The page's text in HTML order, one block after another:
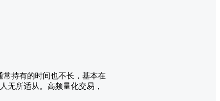
持有的时间也不长，基本在
无所适从。高频量化交易，